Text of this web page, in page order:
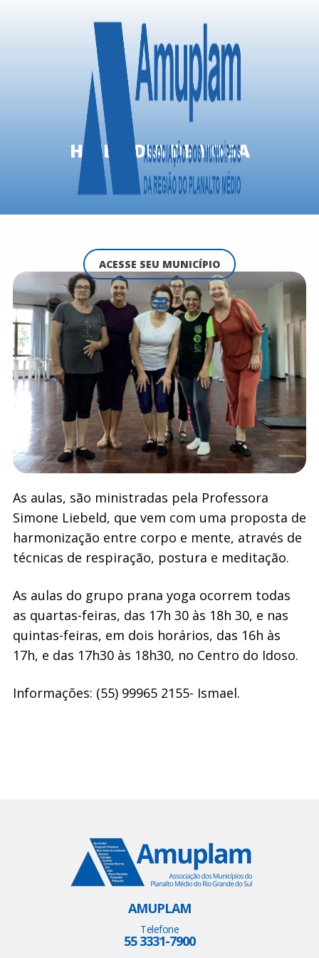
ACESSE SEU MUNICÍPIO
HOJE É DIA DE YOGA
As aulas, são ministradas pela Professora
Simone Liebeld, que vem com uma proposta de
harmonização entre corpo e mente, através de
técnicas de respiração, postura e meditação.
As aulas do grupo prana yoga ocorrem todas
as quartas-feiras, das 17h 30 às 18h 30, e nas
quintas-feiras, em dois horários, das 16h às
17h, e das 17h30 às 18h30, no Centro do Idoso.
Informações: (55) 99965 2155- Ismael.
AMUPLAM
Telefone
55 3331-7900